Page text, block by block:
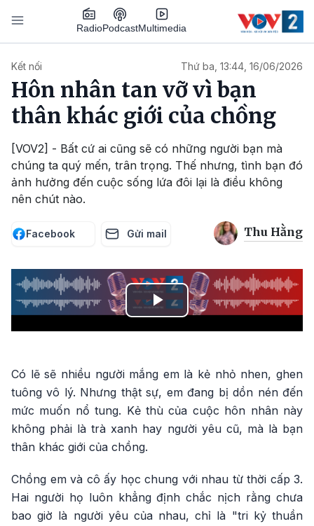
Nhảy đến nội dung
RadioPodcastMultimedia
Kết nối Thứ ba, 13:44, 16/06/2026
Hôn nhân tan vỡ vì bạn
thân khác giới của chồng
[VOV2] - Bất cứ ai cũng sẽ có những người bạn mà
chúng ta quý mến, trân trọng. Thế nhưng, tình bạn đó
ảnh hưởng đến cuộc sống lứa đôi lại là điều không
nên chút nào.
Facebook Gửi mail Thu Hằng
Play
Có lẽ sẽ nhiều người mắng em là kẻ nhỏ nhen, ghen
tuông vô lý. Nhưng thật sự, em đang bị dồn nén đến
mức muốn nổ tung. Kẻ thù của cuộc hôn nhân này
không phải là trà xanh hay người yêu cũ, mà là bạn
thân khác giới của chồng.
Chồng em và cô ấy học chung với nhau từ thời cấp 3.
Hai người họ luôn khẳng định chắc nịch rằng chưa
bao giờ là người yêu của nhau, chỉ là "tri kỷ thuần